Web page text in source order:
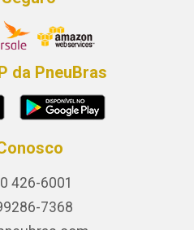
da PneuBras
426-6001
7368